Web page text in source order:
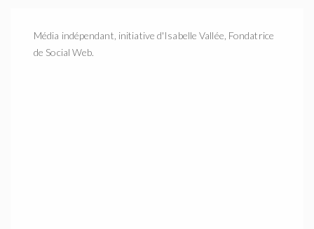
Média indépendant, initiative d'Isabelle Vallée, Fondatrice
de Social Web.